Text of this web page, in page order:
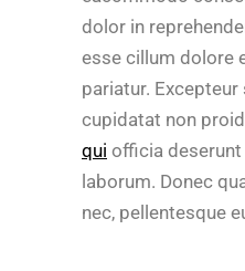
dolor in
esse cillum dolore
pariatur.
cupidatat non
qui officia
laborum. Donec
nec, pellentesque